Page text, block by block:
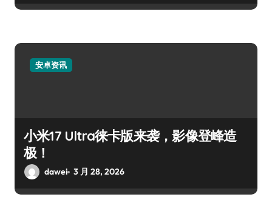
安卓资讯
小米17 Ultra徕卡版来袭，影像登峰造
极！
dawei 3 月 28, 2026